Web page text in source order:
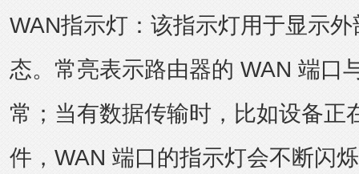
WAN指示灯：该指示灯用于显示
态。常亮表示路由器的 WAN 端口
常；当有数据传输时，比如设备正
件，WAN 端口的指示灯会不断闪